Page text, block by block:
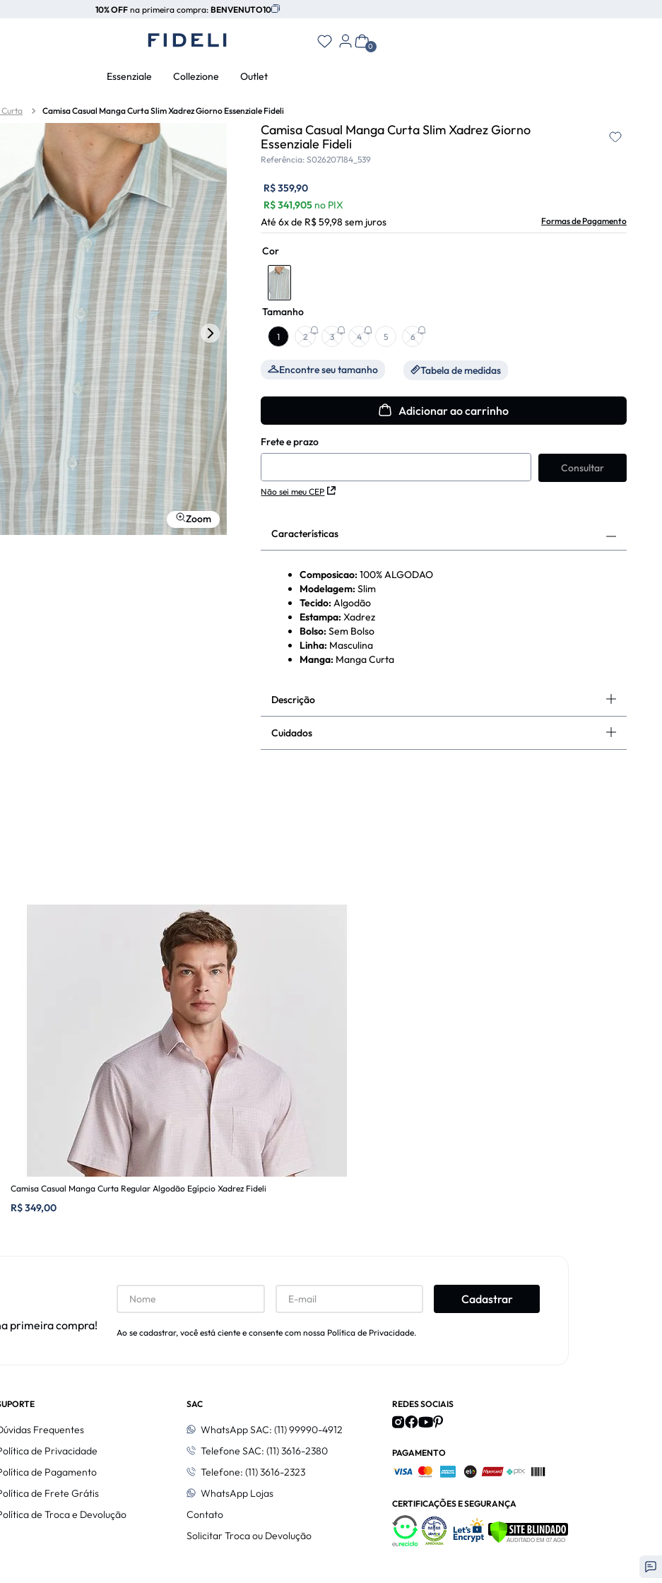
10% OFFna primeira compra: BENVENUTO10
Essenziale Collezione Outlet
Camisa Casual Manga Curta Slim Xadrez Giorno Essenziale Fideli
Zoom
Camisa Casual Manga Curta Slim Xadrez Giorno
Essenziale Fideli
Referência:S026207184_539
R$359,90
R$341,905 no PIX
Até6x de R$59,98 sem juros Formas de Pagamento
Tamanho
1 2 3 4 5 6
Encontre seu tamanho
Cor
Tabela de medidas
Adicionar ao carrinho
Não sei meu CEP
Características
Composicao: 100% ALGODAO
Modelagem: Slim
Tecido: Algodão
Estampa: Xadrez
Bolso: Sem Bolso
Linha: Masculina
Manga: Manga Curta
Descrição
Cuidados
Camisa Casual Manga Curta Regular Algodão Egípcio Xadrez Fideli
R$349,00
primeira compra!
Cadastrar
Ao se cadastrar, você está ciente e consente com nossa Política de Privacidade.
Frequentes
de Privacidade
de Pagamento
de Frete Grátis
de Troca e Devolução
SAC
WhatsApp SAC: (11) 99990-4912
Telefone SAC: (11) 3616-2380
Telefone: (11) 3616-2323
WhatsApp Lojas
Contato
Solicitar Troca ou Devolução
REDES SOCIAIS
PAGAMENTO
CERTIFICAÇÕES E SEGURANÇA